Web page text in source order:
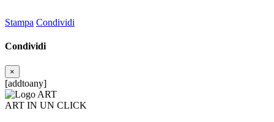
Stampa Condividi
Condividi
×
[addtoany]
ART IN UN CLICK